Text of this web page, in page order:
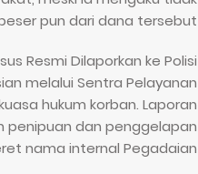
pun dari dana tersebut.
Resmi Dilaporkan ke Polisi
melalui Sentra Pelayanan
hukum korban. Laporan
penipuan dan penggelapan
nama internal Pegadaian.